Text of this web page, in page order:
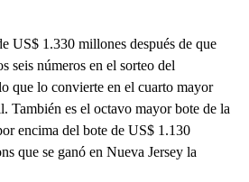
US$ 1.330 millones después de que
seis números en el sorteo del
que lo convierte en el cuarto mayor
También es el octavo mayor bote de la
encima del bote de US$ 1.130
que se ganó en Nueva Jersey la